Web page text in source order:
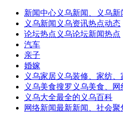
新闻中心义乌新闻、义乌新
义乌新闻 义乌资讯热点动态
论坛热点 义乌论坛新闻热点
汽车
亲子
婚嫁
义乌家居义乌装修、家纺、
义乌美食搜罗义乌美食、网
义乌大全最全的义乌百科
网络新闻最新新闻、社会聚